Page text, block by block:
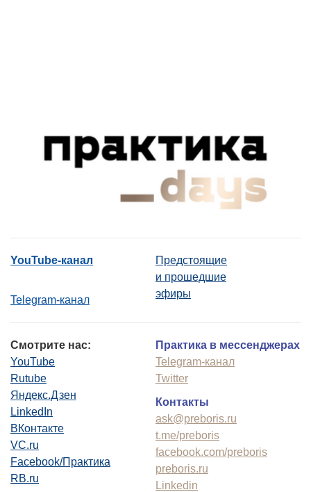
YouTube-канал
Telegram-канал
Предстоящие
и прошедшие
эфиры
Смотрите нас:
YouTube
Rutube
Яндекс.Дзен
LinkedIn
ВКонтакте
VC.ru
Facebook/Практика
RB.ru
Практика в мессенджерах
Telegram-канал
Twitter
Контакты
ask@preboris.ru
t.me/preboris
facebook.com/preboris
preboris.ru
Linkedin